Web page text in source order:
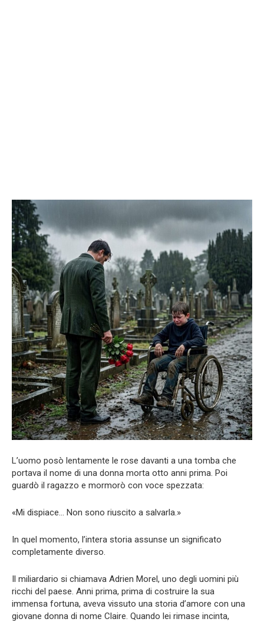
L’uomo posò lentamente le rose davanti a una tomba che
portava il nome di una donna morta otto anni prima. Poi
guardò il ragazzo e mormorò con voce spezzata:
«Mi dispiace… Non sono riuscito a salvarla.»
In quel momento, l’intera storia assunse un significato
completamente diverso.
Il miliardario si chiamava Adrien Morel, uno degli uomini più
ricchi del paese. Anni prima, prima di costruire la sua
immensa fortuna, aveva vissuto una storia d’amore con una
giovane donna di nome Claire. Quando lei rimase incinta,